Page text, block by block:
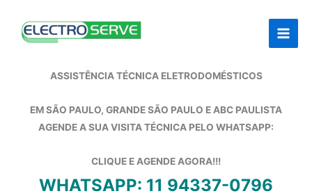
ASSISTÊNCIA TÉCNICA ELETRODOMÉSTICOS
EM SÃO PAULO, GRANDE SÃO PAULO E ABC PAULISTA
AGENDE A SUA VISITA TÉCNICA PELO WHATSAPP:
CLIQUE E AGENDE AGORA!!!
WHATSAPP: 11 94337-0796